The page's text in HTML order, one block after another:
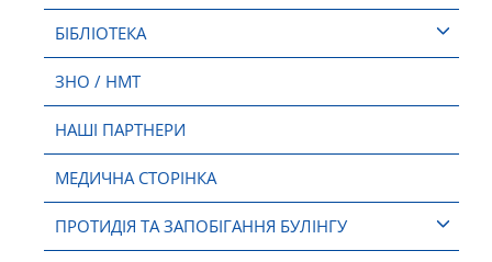
БІБЛІОТЕКА
ЗНО / НМТ
НАШІ ПАРТНЕРИ
МЕДИЧНА СТОРІНКА
ПРОТИДІЯ ТА ЗАПОБІГАННЯ БУЛІНГУ